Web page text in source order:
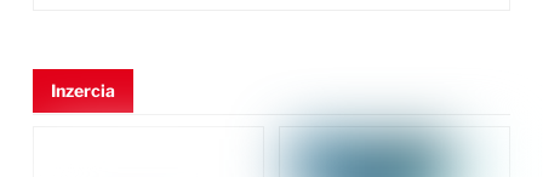
Inzercia